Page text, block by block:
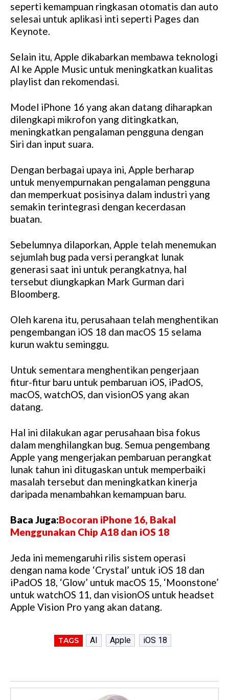
seperti kemampuan ringkasan otomatis dan auto
selesai untuk aplikasi inti seperti Pages dan
Keynote.
Selain itu, Apple dikabarkan membawa teknologi
AI ke Apple Music untuk meningkatkan kualitas
playlist dan rekomendasi.
Model iPhone 16 yang akan datang diharapkan
dilengkapi mikrofon yang ditingkatkan,
meningkatkan pengalaman pengguna dengan
Siri dan input suara.
Dengan berbagai upaya ini, Apple berharap
untuk menyempurnakan pengalaman pengguna
dan memperkuat posisinya dalam industri yang
semakin terintegrasi dengan kecerdasan
buatan.
Sebelumnya dilaporkan, Apple telah menemukan
sejumlah bug pada versi perangkat lunak
generasi saat ini untuk perangkatnya, hal
tersebut diungkapkan Mark Gurman dari
Bloomberg.
Oleh karena itu, perusahaan telah menghentikan
pengembangan iOS 18 dan macOS 15 selama
kurun waktu seminggu.
Untuk sementara menghentikan pengerjaan
fitur-fitur baru untuk pembaruan iOS, iPadOS,
macOS, watchOS, dan visionOS yang akan
datang.
Hal ini dilakukan agar perusahaan bisa fokus
dalam menghilangkan bug. Semua pengembang
Apple yang mengerjakan pembaruan perangkat
lunak tahun ini ditugaskan untuk memperbaiki
masalah tersebut dan meningkatkan kinerja
daripada menambahkan kemampuan baru.
Baca Juga:Bocoran iPhone 16, Bakal
Menggunakan Chip A18 dan iOS 18
Jeda ini memengaruhi rilis sistem operasi
dengan nama kode ‘Crystal’ untuk iOS 18 dan
iPadOS 18, ‘Glow’ untuk macOS 15, ‘Moonstone’
untuk watchOS 11, dan visionOS untuk headset
Apple Vision Pro yang akan datang.
TAGS AI Apple iOS 18